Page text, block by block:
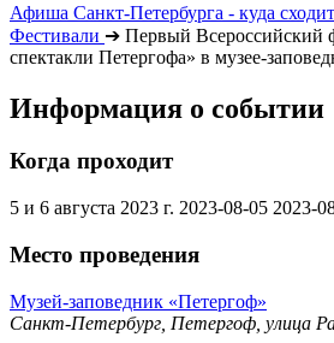
Афиша Санкт-Петербурга - куда
Фестивали ➔ Первый Всероссийский
спектакли Петергофа» в музее-
Информация о событии
Когда проходит
5 и 6 августа 2023 г. 2023-08-05 2023-
Место проведения
Музей-заповедник «Петергоф»
Санкт-Петербург, Петергоф, улица